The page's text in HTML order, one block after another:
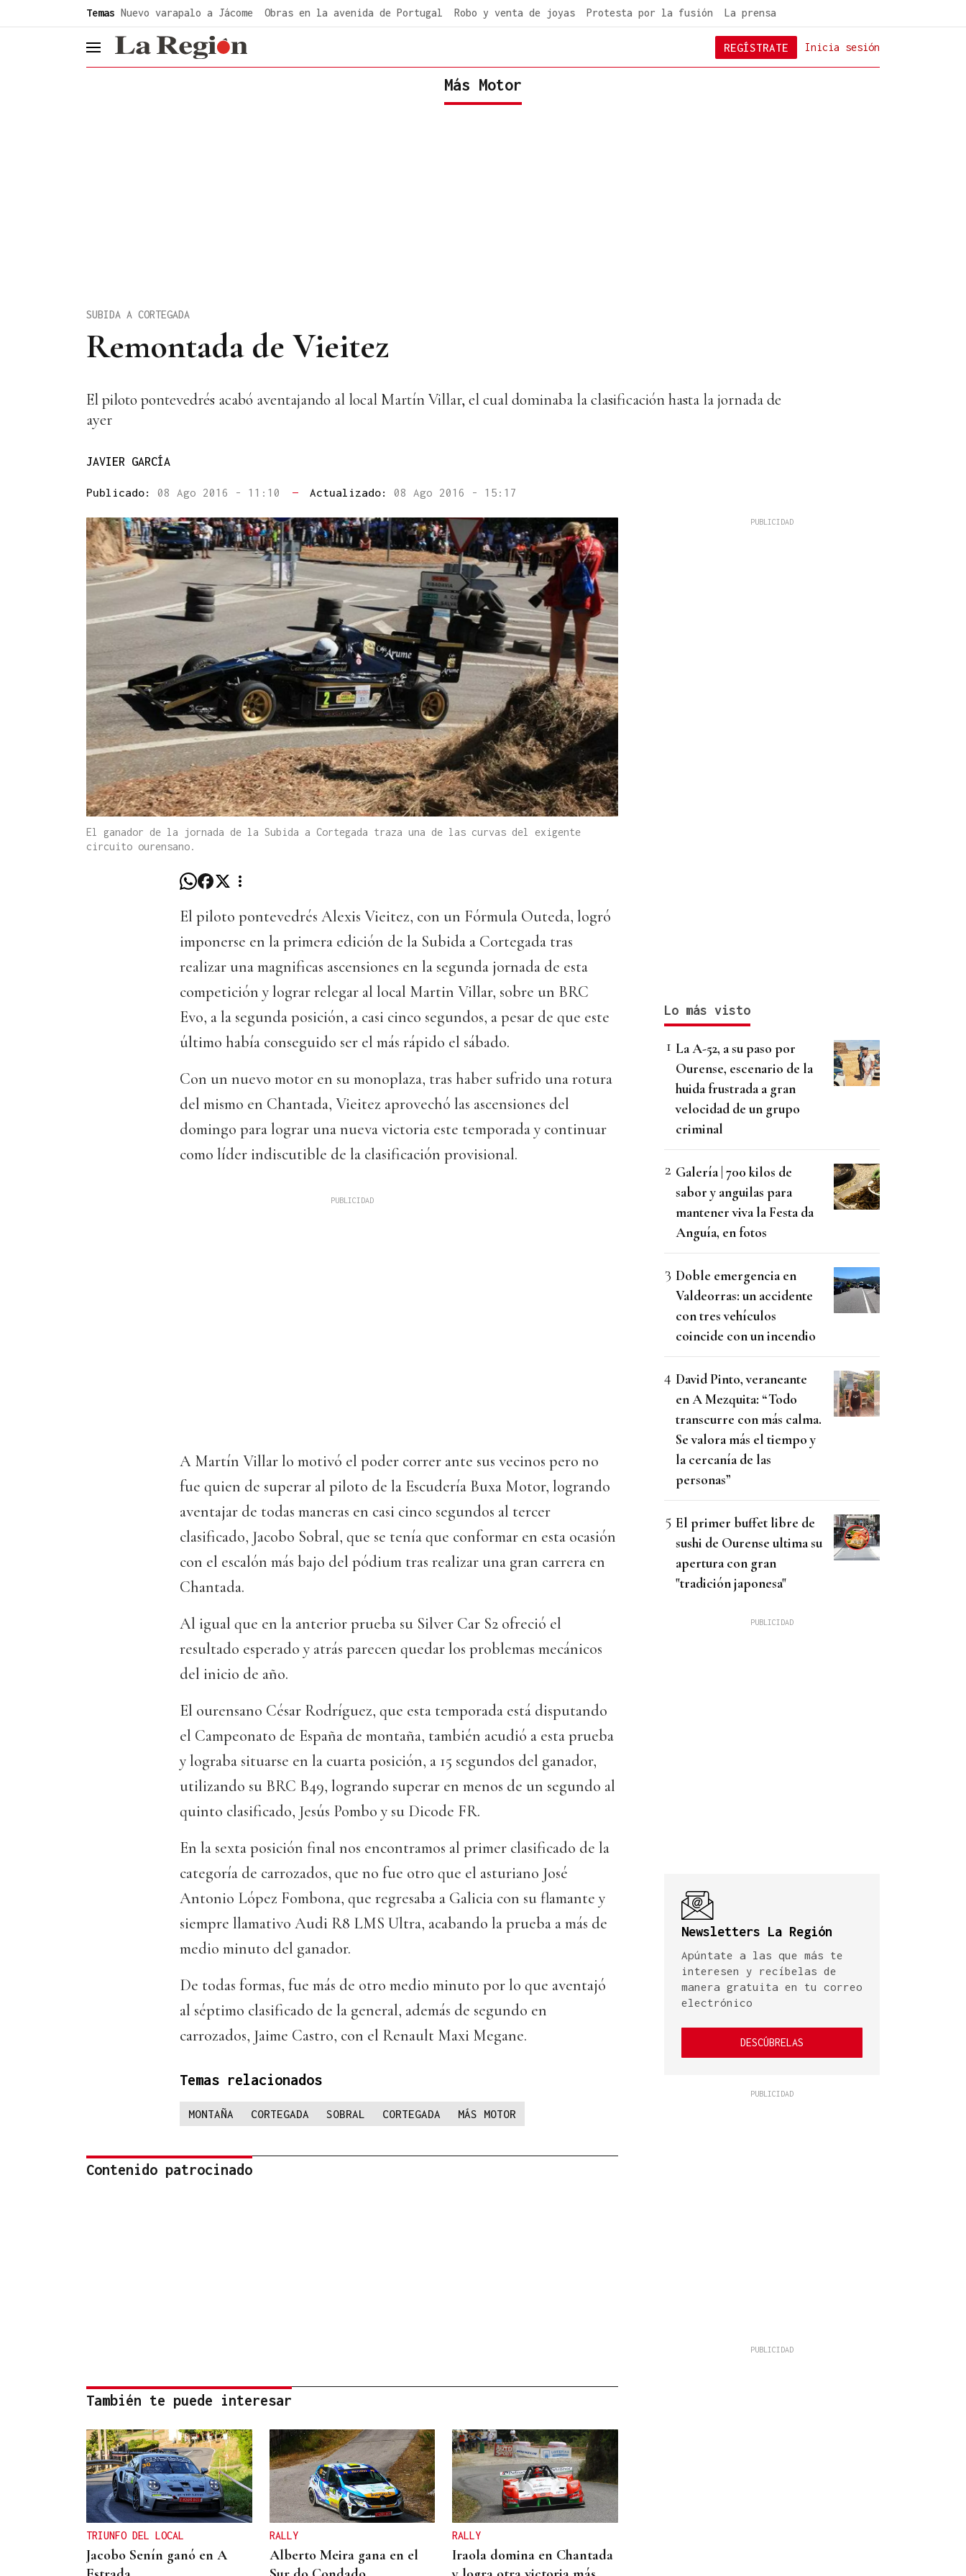
Temas Nuevo varapalo a Jácome Obras en la avenida de Portugal Robo y venta de joyas Protesta por la fusión La prensa
header.menu.open Inicia sesión
REGÍSTRATE
Más Motor
Remontada de Vieitez
SUBIDA A CORTEGADA
El piloto pontevedrés acabó aventajando al local Martín Villar, el cual dominaba la clasificación hasta la jornada de
ayer
JAVIER GARCÍA
Publicado: 08 Ago 2016 - 11:10 — Actualizado: 08 Ago 2016 - 15:17
El ganador de la jornada de la Subida a Cortegada traza una de las curvas del exigente
circuito ourensano.
El piloto pontevedrés Alexis Vieitez, con un Fórmula Outeda, logró
imponerse en la primera edición de la Subida a Cortegada tras
realizar una magnificas ascensiones en la segunda jornada de esta
competición y lograr relegar al local Martin Villar, sobre un BRC
Evo, a la segunda posición, a casi cinco segundos, a pesar de que este
último había conseguido ser el más rápido el sábado.
Con un nuevo motor en su monoplaza, tras haber sufrido una rotura
del mismo en Chantada, Vieitez aprovechó las ascensiones del
domingo para lograr una nueva victoria este temporada y continuar
como líder indiscutible de la clasificación provisional.
A Martín Villar lo motivó el poder correr ante sus vecinos pero no
fue quien de superar al piloto de la Escudería Buxa Motor, logrando
aventajar de todas maneras en casi cinco segundos al tercer
clasificado, Jacobo Sobral, que se tenía que conformar en esta ocasión
con el escalón más bajo del pódium tras realizar una gran carrera en
Chantada.
Al igual que en la anterior prueba su Silver Car S2 ofreció el
resultado esperado y atrás parecen quedar los problemas mecánicos
del inicio de año.
El ourensano César Rodríguez, que esta temporada está disputando
el Campeonato de España de montaña, también acudió a esta prueba
y lograba situarse en la cuarta posición, a 15 segundos del ganador,
utilizando su BRC B49, logrando superar en menos de un segundo al
quinto clasificado, Jesús Pombo y su Dicode FR.
En la sexta posición final nos encontramos al primer clasificado de la
categoría de carrozados, que no fue otro que el asturiano José
Antonio López Fombona, que regresaba a Galicia con su flamante y
siempre llamativo Audi R8 LMS Ultra, acabando la prueba a más de
medio minuto del ganador.
De todas formas, fue más de otro medio minuto por lo que aventajó
al séptimo clasificado de la general, además de segundo en
carrozados, Jaime Castro, con el Renault Maxi Megane.
Temas relacionados
MONTAÑA CORTEGADA SOBRAL CORTEGADA MÁS MOTOR
Contenido patrocinado
También te puede interesar
TRIUNFO DEL LOCAL
Jacobo Senín ganó en A
RALLY
Alberto Meira gana en el
RALLY
Iraola domina en Chantada
Lo más visto
La A-52, a su paso por
Ourense, escenario de la
huida frustrada a gran
velocidad de un grupo
criminal
Galería | 700 kilos de
sabor y anguilas para
mantener viva la Festa da
Anguía, en fotos
Doble emergencia en
Valdeorras: un accidente
con tres vehículos
coincide con un incendio
David Pinto, veraneante
en A Mezquita: “Todo
transcurre con más calma.
Se valora más el tiempo y
la cercanía de las
personas”
El primer buffet libre de
sushi de Ourense ultima su
apertura con gran
"tradición japonesa"
Newsletters La Región
Apúntate a las que más te
interesen y recíbelas de
manera gratuita en tu correo
electrónico
DESCÚBRELAS